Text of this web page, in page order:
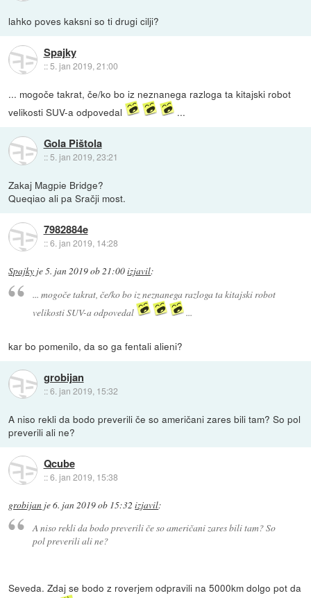
lahko poves kaksni so ti drugi cilji?
Spajky
::5. jan 2019, 21:00
... mogoče takrat, če/ko bo iz neznanega razloga ta kitajski robot
velikosti SUV-a odpovedal
...
Gola Pištola
:: 5. jan 2019, 23:21
Zakaj Magpie Bridge?
Queqiao ali pa Sračji most.
7982884e
::6. jan 2019, 14:28
Spajky je5. jan 2019 ob 21:00izjavil:
... mogoče takrat, če/ko bo iz neznanega razloga ta kitajski robot
velikosti SUV-a odpovedal
...
kar bo pomenilo, da so ga fentali alieni?
grobijan
::6. jan 2019, 15:32
A niso rekli da bodo preverili če so američani zares bili tam? So pol
preverili ali ne?
Qcube
::6. jan 2019, 15:38
grobijan je6. jan 2019 ob 15:32 izjavil:
A niso rekli da bodo preverili če so američani zares bili tam? So
pol preverili ali ne?
Seveda. Zdaj se bodo z roverjem odpravili na 5000km dolgo pot da